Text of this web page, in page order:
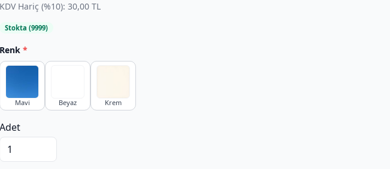
KDV Hariç (%10): 30,00 TL
Stokta (9999)
Renk *
Mavi Beyaz Krem
Adet